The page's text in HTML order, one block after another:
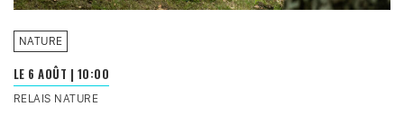
NATURE
LE 6 AOÛT | 10:00
RELAIS NATURE